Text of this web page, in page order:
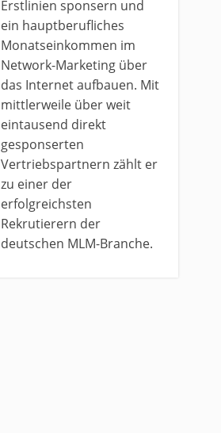
Erstlinien sponsern und
ein hauptberufliches
Monatseinkommen im
Network-Marketing über
das Internet aufbauen. Mit
mittlerweile über weit
eintausend direkt
gesponserten
Vertriebspartnern zählt er
zu einer der
erfolgreichsten
Rekrutierern der
deutschen MLM-Branche.